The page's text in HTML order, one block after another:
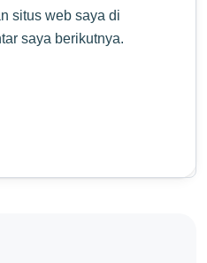
situs web saya di
saya berikutnya.